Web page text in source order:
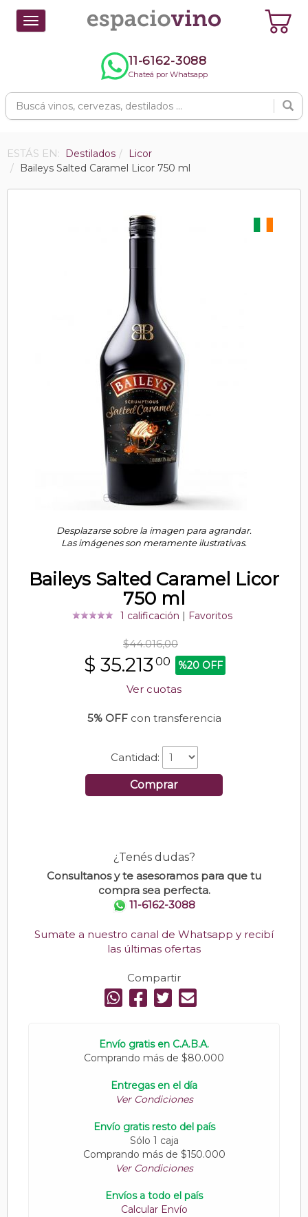
Toggle
navigation
11-6162-3088
Chateá por Whatsapp
ESTÁS EN: Destilados
Licor
Baileys Salted Caramel Licor 750 ml
Desplazarse sobre la imagen para agrandar.
Las imágenes son meramente ilustrativas.
Baileys Salted Caramel Licor
750 ml
1 calificación Favoritos
$44.016,00
$ 35.213 00 %20 OFF
Ver cuotas
5% OFFcon transferencia
Cantidad:
Comprar
¿Tenés dudas?
Consultanos y te asesoramos para que tu
compra sea perfecta.
11-6162-3088
Sumate a nuestro canal de Whatsapp y recibí
las últimas ofertas
Compartir
Envío gratis en C.A.B.A.
Comprando más de $80.000
Entregas en el día
Ver Condiciones
Envío gratis resto del país
Sólo 1 caja
Comprando más de $150.000
Ver Condiciones
Envíos a todo el país
Calcular Envío